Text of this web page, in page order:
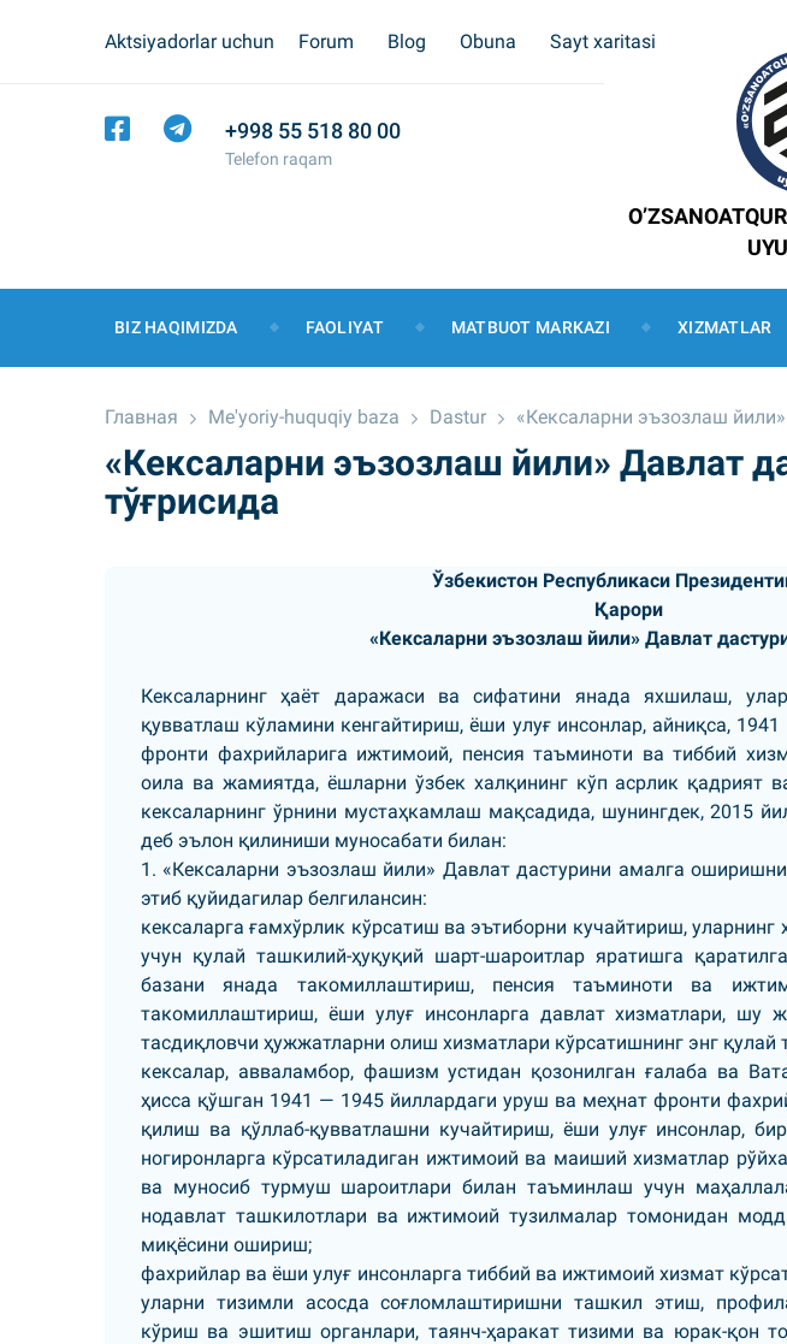
Aktsiyadorlar uchun Forum Blog Obuna Sayt xaritasi
+998 55 518 80 00
Telefon raqam
BIZ HAQIMIZDA FAOLIYAT MATBUOT MARKAZI XIZMATLAR
Главная Me'yoriy-huquqiy baza Dastur «Кексаларни эъзозлаш
«Кексаларни эъзозлаш йили» Давлат
тўғрисида
Ўзбекистон Республикаси
Қарори
«Кексаларни эъзозлаш йили» Давлат
Кексаларнинг ҳаёт даражаси ва сифатини янада яхшилаш,
қувватлаш кўламини кенгайтириш, ёши улуғ инсонлар, айниқса,
фронти фахрийларига ижтимоий, пенсия таъминоти ва тиббий
оила ва жамиятда, ёшларни ўзбек халқининг кўп асрлик қадрият
кексаларнинг ўрнини мустаҳкамлаш мақсадида, шунингдек, 2015
деб эълон қилиниши муносабати билан:
1. «Кексаларни эъзозлаш йили» Давлат дастурини амалга
этиб қуйидагилар белгилансин:
кексаларга ғамхўрлик кўрсатиш ва эътиборни кучайтириш,
учун қулай ташкилий-ҳуқуқий шарт-шароитлар яратишга
базани янада такомиллаштириш, пенсия таъминоти ва
такомиллаштириш, ёши улуғ инсонларга давлат хизматлари, шу
тасдиқловчи ҳужжатларни олиш хизматлари кўрсатишнинг энг
кексалар, авваламбор, фашизм устидан қозонилган ғалаба ва
ҳисса қўшган 1941 — 1945 йиллардаги уруш ва меҳнат фронти
қилиш ва қўллаб-қувватлашни кучайтириш, ёши улуғ инсонлар,
ногиронларга кўрсатиладиган ижтимоий ва маиший хизматлар
ва муносиб турмуш шароитлари билан таъминлаш учун
нодавлат ташкилотлари ва ижтимоий тузилмалар томонидан
миқёсини ошириш;
фахрийлар ва ёши улуғ инсонларга тиббий ва ижтимоий хизмат
уларни тизимли асосда соғломлаштиришни ташкил этиш,
кўриш ва эшитиш органлари, таянч-ҳаракат тизими ва юрак-қон